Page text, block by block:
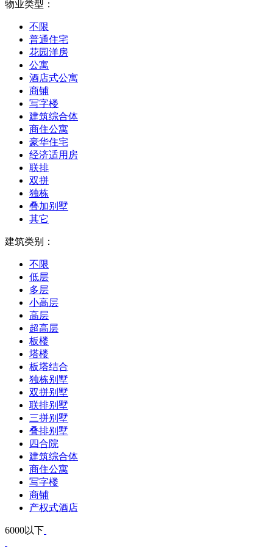
物业类型：
不限
普通住宅
花园洋房
公寓
酒店式公寓
商铺
写字楼
建筑综合体
商住公寓
豪华住宅
经济适用房
联排
双拼
独栋
叠加别墅
其它
建筑类别：
不限
低层
多层
小高层
高层
超高层
板楼
塔楼
板塔结合
独栋别墅
双拼别墅
联排别墅
三拼别墅
叠排别墅
四合院
建筑综合体
商住公寓
写字楼
商铺
产权式酒店
6000以下